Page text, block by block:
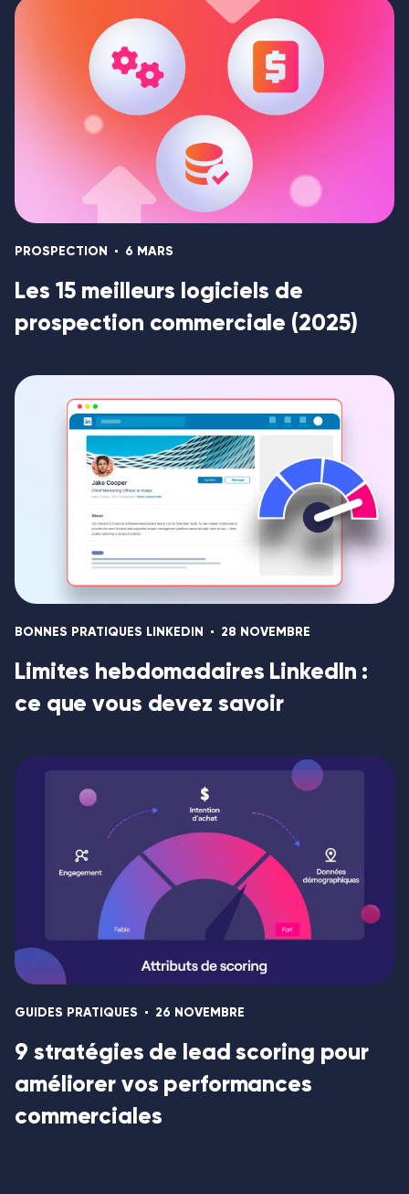
PROSPECTION 6 MARS
Les 15 meilleurs logiciels de
prospection commerciale (2025)
BONNES PRATIQUES LINKEDIN 28 NOVEMBRE
Limites hebdomadaires LinkedIn :
ce que vous devez savoir
GUIDES PRATIQUES 26 NOVEMBRE
9 stratégies de lead scoring pour
améliorer vos performances
commerciales